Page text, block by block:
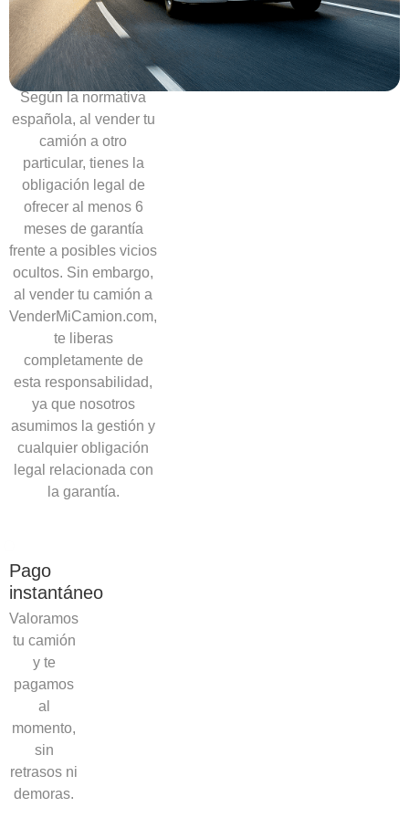
necesidad
de
ofrecer
garantías
Según la normativa
española, al vender tu
camión a otro
particular, tienes la
obligación legal de
ofrecer al menos 6
meses de garantía
frente a posibles vicios
ocultos. Sin embargo,
al vender tu camión a
VenderMiCamion.com,
te liberas
completamente de
esta responsabilidad,
ya que nosotros
asumimos la gestión y
cualquier obligación
legal relacionada con
la garantía.
Pago
instantáneo
Valoramos
tu camión
y te
pagamos
al
momento,
sin
retrasos ni
demoras.